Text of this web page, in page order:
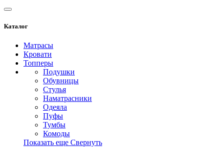
Каталог
Матрасы
Кровати
Топперы
Подушки
Обувницы
Стулья
Наматрасники
Одеяла
Пуфы
Тумбы
Комоды
Показать еще Свернуть